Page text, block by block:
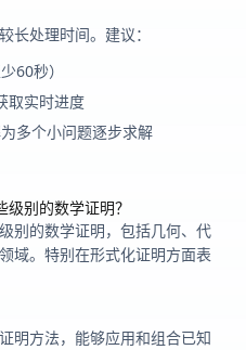
长处理时间。建议：
60秒）
取实时进度
多个小问题逐步求解
别的数学证明？
别的数学证明，包括几何、代
域。特别在形式化证明方面表
明方法，能够应用和组合已知